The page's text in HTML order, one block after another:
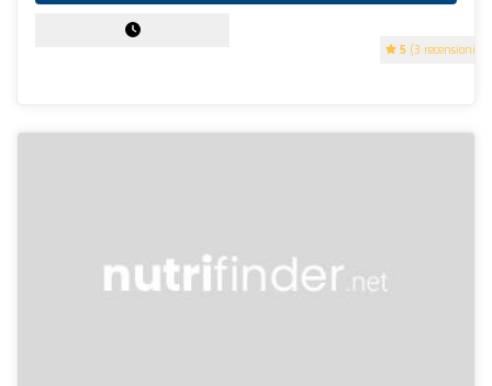
5 (3 recensioni)